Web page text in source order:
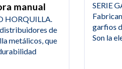
manual
HORQUILLA.
de
metálicos, que
SERIE
garfios
Son la